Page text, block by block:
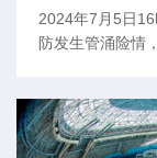
2024年7月5日
防发生管涌险情
容县团洲垸钱团
7月8日后，团